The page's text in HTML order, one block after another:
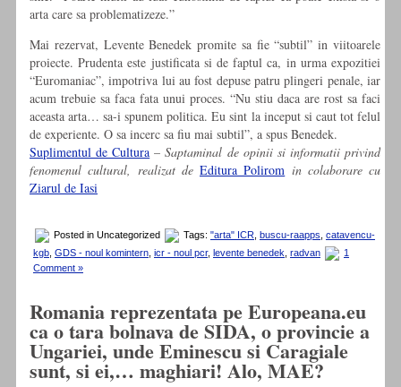
arta care sa problematizeze.”
Mai rezervat, Levente Benedek promite sa fie “subtil” in viitoarele
proiecte. Prudenta este justificata si de faptul ca, in urma expozitiei
“Euromaniac”, impotriva lui au fost depuse patru plingeri penale, iar
acum trebuie sa faca fata unui proces. “Nu stiu daca are rost sa faci
aceasta arta… sa-i spunem politica. Eu sint la inceput si caut tot felul
de experiente. O sa incerc sa fiu mai subtil”, a spus Benedek.
Suplimentul de Cultura –Saptaminal de opinii si informatii privind
fenomenul cultural, realizat de Editura Polirom in colaborare cu
Ziarul de Iasi
Posted in Uncategorized Tags: "arta" ICR buscu-raapps catavencu-
kgb GDS - noul komintern icr - noul pcr, levente benedek radvan
1
Comment »
Romania reprezentata pe Europeana.eu
ca o tara bolnava de SIDA, o provincie a
Ungariei, unde Eminescu si Caragiale
sunt, si ei,… maghiari! Alo, MAE?